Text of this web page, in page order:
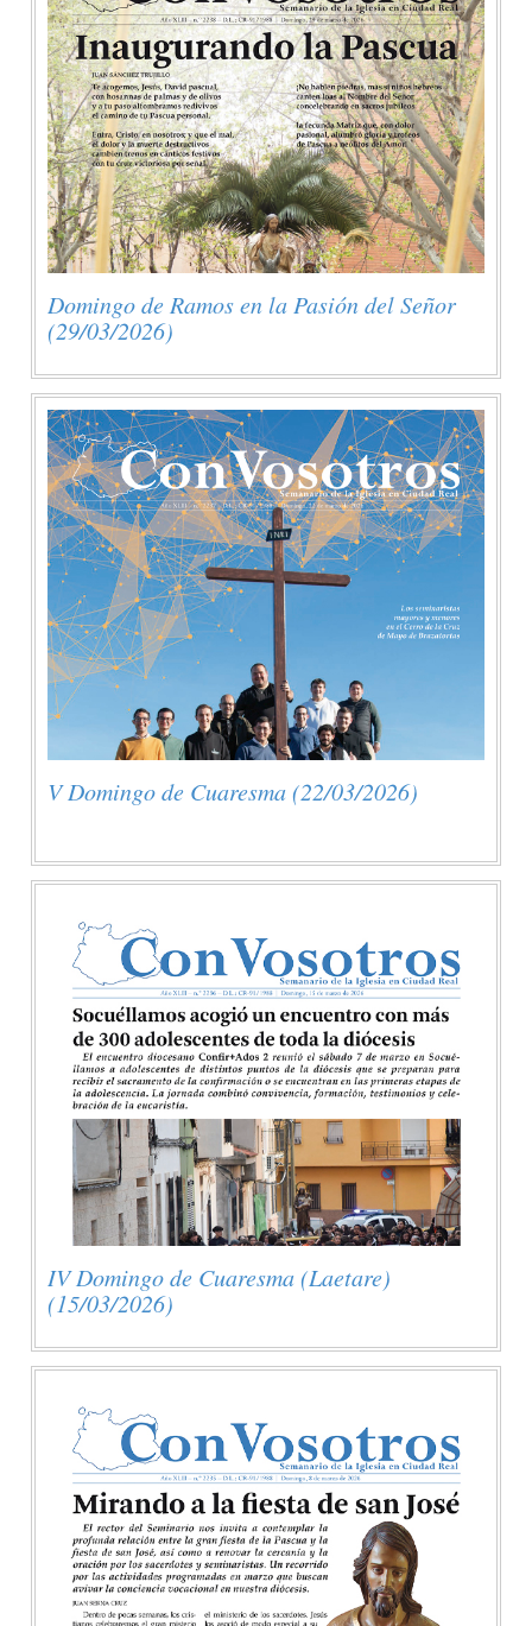
Domingo de Ramos en la Pasión del Señor
(29/03/2026)
V Domingo de Cuaresma (22/03/2026)
IV Domingo de Cuaresma (Laetare)
(15/03/2026)